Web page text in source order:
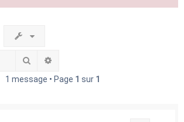
Rechercher
1 message • Page 1 sur 1